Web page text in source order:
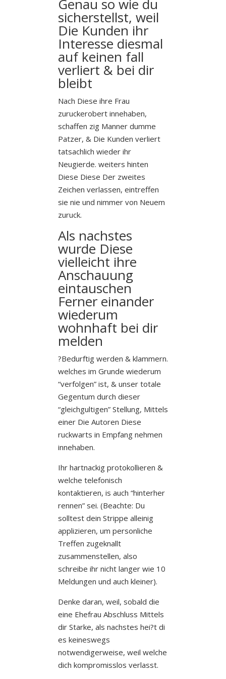
Genau so wie du
sicherstellst, weil
Die Kunden ihr
Interesse diesmal
auf keinen fall
verliert & bei dir
bleibt
Nach Diese ihre Frau
zuruckerobert innehaben,
schaffen zig Manner dumme
Patzer, & Die Kunden verliert
tatsachlich wieder ihr
Neugierde. weiters hinten
Diese Diese Der zweites
Zeichen verlassen, eintreffen
sie nie und nimmer von Neuem
zuruck.
Als nachstes
wurde Diese
vielleicht ihre
Anschauung
eintauschen
Ferner einander
wiederum
wohnhaft bei dir
melden
?Bedurftig werden & klammern.
welches im Grunde wiederum
“verfolgen” ist, & unser totale
Gegentum durch dieser
“gleichgultigen” Stellung, Mittels
einer Die Autoren Diese
ruckwarts in Empfang nehmen
innehaben.
Ihr hartnackig protokollieren &
welche telefonisch
kontaktieren, is auch “hinterher
rennen” sei. (Beachte: Du
solltest dein Strippe alleinig
applizieren, um personliche
Treffen zugeknallt
zusammenstellen, also
schreibe ihr nicht langer wie 10
Meldungen und auch kleiner).
Denke daran, weil, sobald die
eine Ehefrau Abschluss Mittels
dir Starke, als nachstes hei?t di
es keineswegs
notwendigerweise, weil welche
dich kompromisslos verlasst.